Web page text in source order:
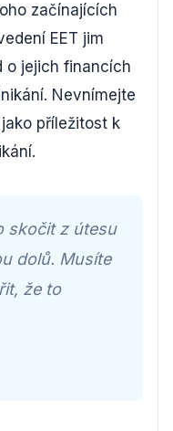
začínajících
EET jim
o jejich financích
Nevnímejte
příležitost k
skočit z útesu
dolů. Musíte
že to